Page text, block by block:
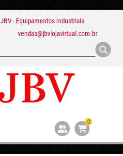
JBV - Equipamentos Industriais
vendas@jbvlojavirtual.com.br
0